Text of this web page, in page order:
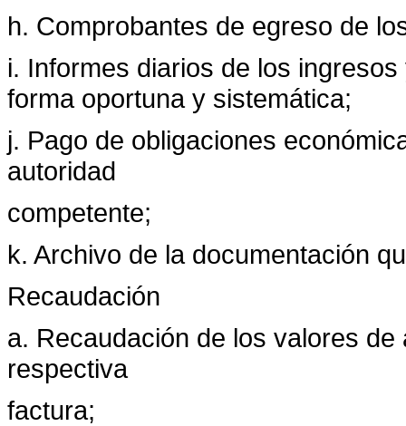
h. Comprobantes de egreso de
i. Informes diarios de los
forma oportuna y sistemática;
j. Pago de obligaciones
autoridad
competente;
k. Archivo de la documentación
Recaudación
a. Recaudación de los valores
respectiva
factura;